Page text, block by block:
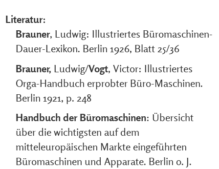
Literatur:
Brauner, Ludwig: Illustriertes Büromaschinen-
Dauer-Lexikon. Berlin 1926, Blatt 25/36
Brauner, Ludwig/Vogt, Victor: Illustriertes
Orga-Handbuch erprobter Büro-Maschinen.
Berlin 1921, p. 248
Handbuch der Büromaschinen: Übersicht
über die wichtigsten auf dem
mitteleuropäischen Markte eingeführten
Büromaschinen und Apparate. Berlin o. J.